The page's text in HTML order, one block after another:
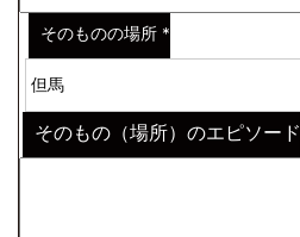
そのものの場所 *
そのもの（場所）のエピソード